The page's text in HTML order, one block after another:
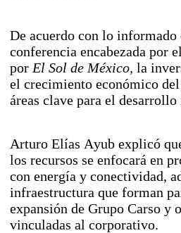
De acuerdo con lo informado
conferencia encabezada por
por El Sol de México, la
el crecimiento económico
áreas clave para el desarrollo
Arturo Elías Ayub explicó
los recursos se enfocará en
con energía y conectividad,
infraestructura que forman
expansión de Grupo Carso y
vinculadas al corporativo.